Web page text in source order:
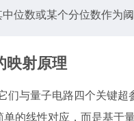
位数或某个分位数作为
映射原理
们与量子电路四个关键
的线性对应，而是基于